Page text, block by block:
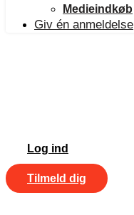
Medieindkøb
Giv én anmeldelse
Log ind
Tilmeld dig